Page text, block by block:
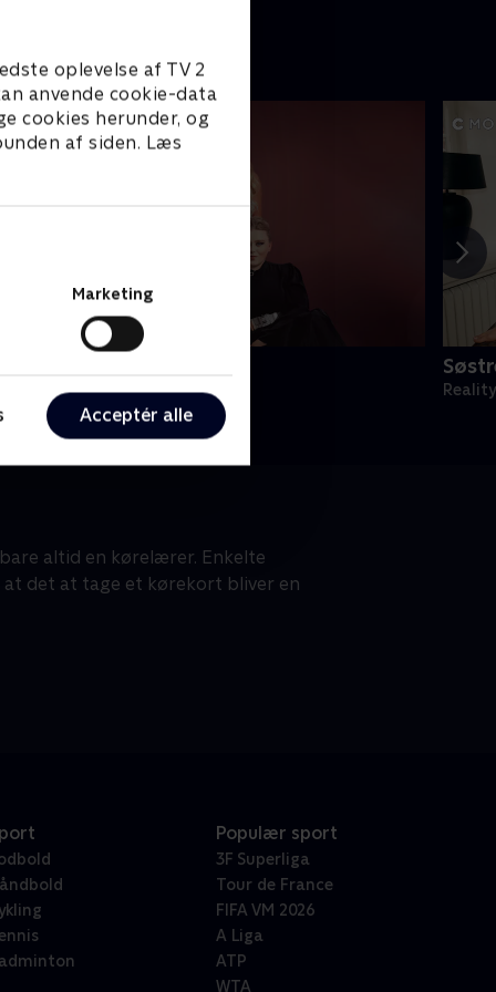
oplevelse af TV 2
anvende cookie-data
cookies herunder, og
af siden. Læs
Marketing
Acceptér alle
• 8 sæsoner
altid en kørelærer. Enkelte
det at tage et kørekort bliver en
Populær sport
3F Superliga
Tour de France
FIFA VM 2026
A Liga
ATP
WTA